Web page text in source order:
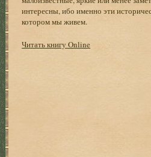
интересны, ибо именно эти
котором мы живем.
Читать книгу Online